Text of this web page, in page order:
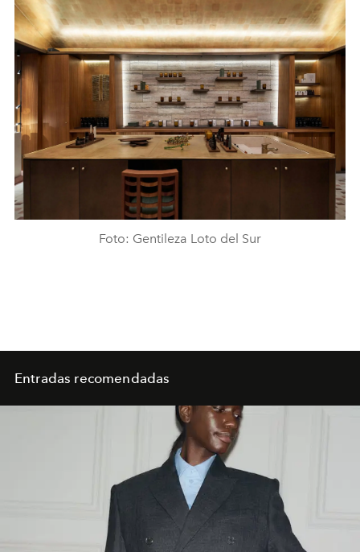
Foto: Gentileza Loto del Sur
Entradas recomendadas